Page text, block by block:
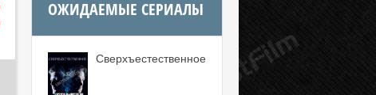
ОЖИДАЕМЫЕ СЕРИАЛЫ
Сверхъестественное